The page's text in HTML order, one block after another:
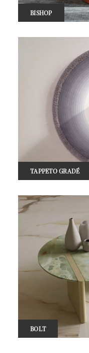
BISHOP
TAPPETO GRADÉ
BOLT